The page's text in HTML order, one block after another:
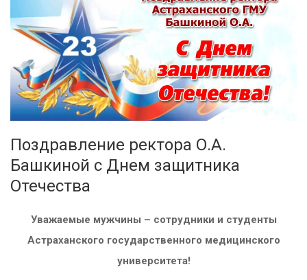
Поздравление ректора О.А.
Башкиной с Днем защитника
Отечества
Уважаемые мужчины – сотрудники и студенты
Астраханского государственного медицинского
университета!